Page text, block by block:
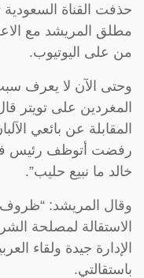
حذفت القناة
مطلق المريشد مع
من على اليوتيوب.
وحتى الآن لا يعرف
المغردين على تويتر
المقابلة عن بائعي
رفضت أتوظف رئيس في
خالد ما نبيع حليب”.
وقال المريشد:
الاستقالة لمصلحة
الإدارة جيدة ولقاء
باستقالتي.